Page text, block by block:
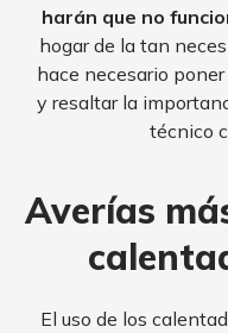
harán que no
hogar de la tan
hace necesario
y resaltar la
técnico
Averías
El uso de los